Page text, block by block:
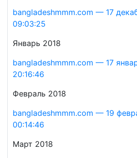
bangladeshmmm.com — 17
09:03:25
Январь 2018
bangladeshmmm.com — 17
20:16:46
Февраль 2018
bangladeshmmm.com — 19
00:14:46
Март 2018